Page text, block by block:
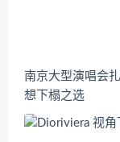
南京大型演唱会
想下榻之选